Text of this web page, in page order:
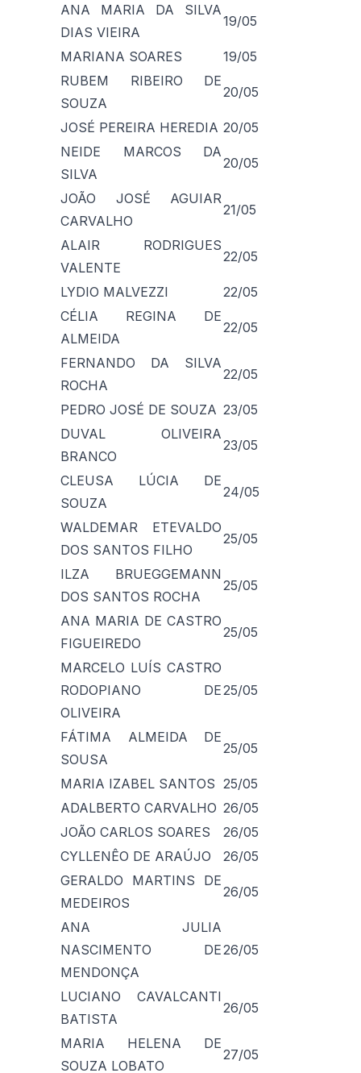
ANA MARIA DA SILVA
DIAS VIEIRA
19/05
MARIANA SOARES
19/05
RUBEM RIBEIRO DE
SOUZA
20/05
JOSÉ PEREIRA HEREDIA 20/05
NEIDE MARCOS DA
SILVA
20/05
JOÃO JOSÉ AGUIAR
CARVALHO
21/05
ALAIR RODRIGUES
VALENTE
22/05
LYDIO MALVEZZI
22/05
CÉLIA REGINA DE
ALMEIDA
22/05
FERNANDO DA SILVA
ROCHA
22/05
PEDRO JOSÉ DE SOUZA 23/05
DUVAL OLIVEIRA
BRANCO
23/05
CLEUSA LÚCIA DE
SOUZA
24/05
WALDEMAR ETEVALDO
DOS SANTOS FILHO
25/05
ILZA BRUEGGEMANN
DOS SANTOS ROCHA
25/05
ANA MARIA DE CASTRO
FIGUEIREDO
25/05
MARCELO LUÍS CASTRO
RODOPIANO DE
OLIVEIRA
25/05
FÁTIMA ALMEIDA DE
SOUSA
25/05
MARIA IZABEL SANTOS 25/05
ADALBERTO CARVALHO 26/05
JOÃO CARLOS SOARES
26/05
CYLLENÊO DE ARAÚJO
26/05
GERALDO MARTINS DE
MEDEIROS
26/05
ANA JULIA
NASCIMENTO DE
MENDONÇA
26/05
LUCIANO CAVALCANTI
BATISTA
26/05
MARIA HELENA DE
SOUZA LOBATO
27/05